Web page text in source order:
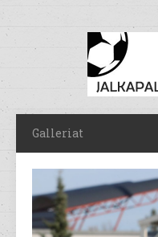
Galleriat